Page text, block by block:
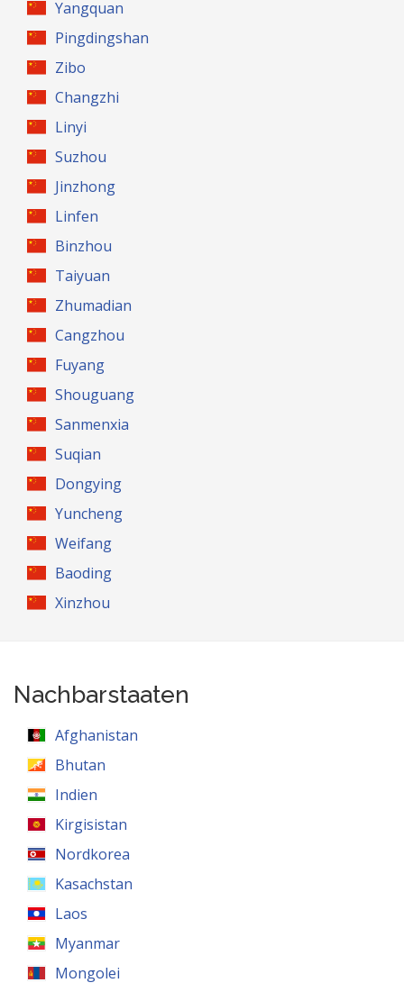
Yangquan
Pingdingshan
Zibo
Changzhi
Linyi
Suzhou
Jinzhong
Linfen
Binzhou
Taiyuan
Zhumadian
Cangzhou
Fuyang
Shouguang
Sanmenxia
Suqian
Dongying
Yuncheng
Weifang
Baoding
Xinzhou
Nachbarstaaten
Afghanistan
Bhutan
Indien
Kirgisistan
Nordkorea
Kasachstan
Laos
Myanmar
Mongolei